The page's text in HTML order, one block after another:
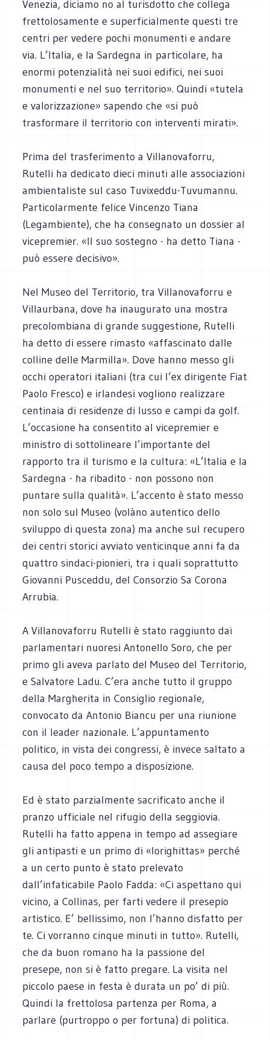
Venezia, diciamo no al turisdotto che collega
frettolosamente e superficialmente questi tre
centri per vedere pochi monumenti e andare
via. L’Italia, e la Sardegna in particolare, ha
enormi potenzialità nei suoi edifici, nei suoi
monumenti e nel suo territorio». Quindi «tutela
e valorizzazione» sapendo che «si può
trasformare il territorio con interventi mirati».
Prima del trasferimento a Villanovaforru,
Rutelli ha dedicato dieci minuti alle associazioni
ambientaliste sul caso Tuvixeddu-Tuvumannu.
Particolarmente felice Vincenzo Tiana
(Legambiente), che ha consegnato un dossier al
vicepremier. «Il suo sostegno - ha detto Tiana -
può essere decisivo».
Nel Museo del Territorio, tra Villanovaforru e
Villaurbana, dove ha inaugurato una mostra
precolombiana di grande suggestione, Rutelli
ha detto di essere rimasto «affascinato dalle
colline delle Marmilla». Dove hanno messo gli
occhi operatori italiani (tra cui l’ex dirigente Fiat
Paolo Fresco) e irlandesi vogliono realizzare
centinaia di residenze di lusso e campi da golf.
L’occasione ha consentito al vicepremier e
ministro di sottolineare l’importante del
rapporto tra il turismo e la cultura: «L’Italia e la
Sardegna - ha ribadito - non possono non
puntare sulla qualità». L’accento è stato messo
non solo sul Museo (volàno autentico dello
sviluppo di questa zona) ma anche sul recupero
dei centri storici avviato venticinque anni fa da
quattro sindaci-pionieri, tra i quali soprattutto
Giovanni Pusceddu, del Consorzio Sa Corona
Arrubia.
A Villanovaforru Rutelli è stato raggiunto dai
parlamentari nuoresi Antonello Soro, che per
primo gli aveva parlato del Museo del Territorio,
e Salvatore Ladu. C’era anche tutto il gruppo
della Margherita in Consiglio regionale,
convocato da Antonio Biancu per una riunione
con il leader nazionale. L’appuntamento
politico, in vista dei congressi, è invece saltato a
causa del poco tempo a disposizione.
Ed è stato parzialmente sacrificato anche il
pranzo ufficiale nel rifugio della seggiovia.
Rutelli ha fatto appena in tempo ad assegiare
gli antipasti e un primo di «lorighittas» perché
a un certo punto è stato prelevato
dall’infaticabile Paolo Fadda: «Ci aspettano qui
vicino, a Collinas, per farti vedere il presepio
artistico. E’ bellissimo, non l’hanno disfatto per
te. Ci vorranno cinque minuti in tutto». Rutelli,
che da buon romano ha la passione del
presepe, non si è fatto pregare. La visita nel
piccolo paese in festa è durata un po’ di più.
Quindi la frettolosa partenza per Roma, a
parlare (purtroppo o per fortuna) di politica.